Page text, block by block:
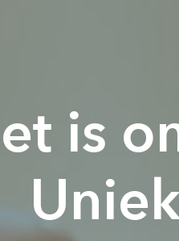
is